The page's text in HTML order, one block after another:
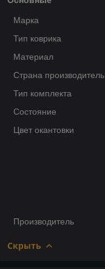
Марка
Тип коврика
Материал
Страна производитель
Тип комплекта
Состояние
Цвет окантовки
Производитель
Скрыть